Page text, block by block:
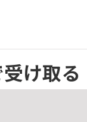
け取る